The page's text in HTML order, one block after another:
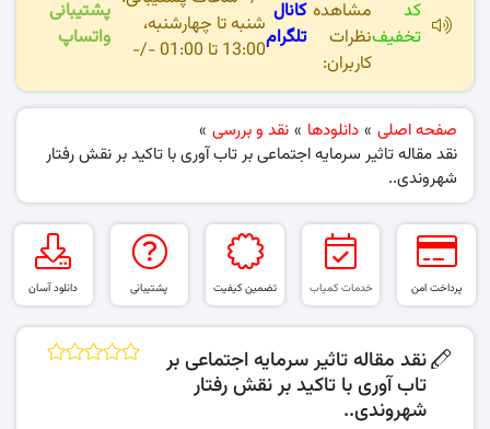
کد
تخفیف
مشاهده
نظرات
کاربران:
کانال
تلگرامشنبه تا چهارشنبه،
13:00 تا 01:00 -/-
پشتیبانی
واتساپ
صفحه اصلی » دانلودها » نقد و بررسی »
نقد مقاله تاثیر سرمایه اجتماعی بر تاب آوری با تاکید بر نقش رفتار
شهروندی..
پرداخت امن خدمات کمیاب تضمین کیفیت پشتیبانی دانلود آسان
نقد مقاله تاثیر سرمایه اجتماعی بر
تاب آوری با تاکید بر نقش رفتار
شهروندی..